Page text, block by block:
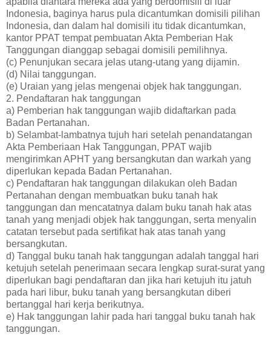
Indonesia, baginya harus pula dicantumkan domisili pilihan
Indonesia, dan dalam hal domisili itu tidak dicantumkan,
kantor PPAT tempat pembuatan Akta Pemberian Hak
Tanggungan dianggap sebagai domisili pemilihnya.
(c) Penunjukan secara jelas utang-utang yang dijamin.
(d) Nilai tanggungan.
(e) Uraian yang jelas mengenai objek hak tanggungan.
2. Pendaftaran hak tanggungan
a) Pemberian hak tanggungan wajib didaftarkan pada
Badan Pertanahan.
b) Selambat-lambatnya tujuh hari setelah penandatangan
Akta Pemberiaan Hak Tanggungan, PPAT wajib
mengirimkan APHT yang bersangkutan dan warkah yang
diperlukan kepada Badan Pertanahan.
c) Pendaftaran hak tanggungan dilakukan oleh Badan
Pertanahan dengan membuatkan buku tanah hak
tanggungan dan mencatatnya dalam buku tanah hak atas
tanah yang menjadi objek hak tanggungan, serta menyalin
catatan tersebut pada sertifikat hak atas tanah yang
bersangkutan.
d) Tanggal buku tanah hak tanggungan adalah tanggal hari
ketujuh setelah penerimaan secara lengkap surat-surat yang
diperlukan bagi pendaftaran dan jika hari ketujuh itu jatuh
pada hari libur, buku tanah yang bersangkutan diberi
bertanggal hari kerja berikutnya.
e) Hak tanggungan lahir pada hari tanggal buku tanah hak
tanggungan.